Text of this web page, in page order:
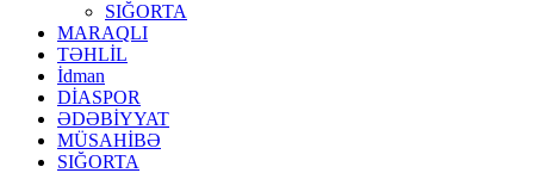
SIĞORTA
MARAQLI
TƏHLİL
İdman
DİASPOR
ƏDƏBİYYAT
MÜSAHİBƏ
SIĞORTA